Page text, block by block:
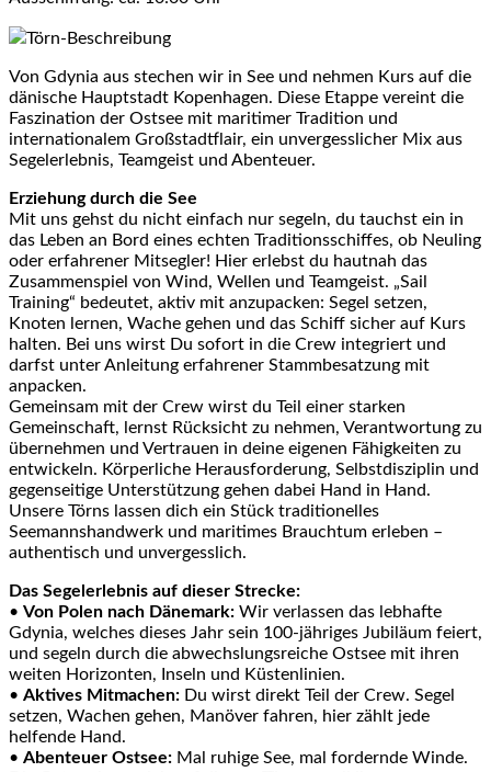
Törn-Beschreibung
Von Gdynia aus stechen wir in See und nehmen Kurs auf die
dänische Hauptstadt Kopenhagen. Diese Etappe vereint die
Faszination der Ostsee mit maritimer Tradition und
internationalem Großstadtflair, ein unvergesslicher Mix aus
Segelerlebnis, Teamgeist und Abenteuer.
Erziehung durch die See
Mit uns gehst du nicht einfach nur segeln, du tauchst ein in
das Leben an Bord eines echten Traditionsschiffes, ob Neuling
oder erfahrener Mitsegler! Hier erlebst du hautnah das
Zusammenspiel von Wind, Wellen und Teamgeist. „Sail
Training“ bedeutet, aktiv mit anzupacken: Segel setzen,
Knoten lernen, Wache gehen und das Schiff sicher auf Kurs
halten. Bei uns wirst Du sofort in die Crew integriert und
darfst unter Anleitung erfahrener Stammbesatzung mit
anpacken.
Gemeinsam mit der Crew wirst du Teil einer starken
Gemeinschaft, lernst Rücksicht zu nehmen, Verantwortung zu
übernehmen und Vertrauen in deine eigenen Fähigkeiten zu
entwickeln. Körperliche Herausforderung, Selbstdisziplin und
gegenseitige Unterstützung gehen dabei Hand in Hand.
Unsere Törns lassen dich ein Stück traditionelles
Seemannshandwerk und maritimes Brauchtum erleben –
authentisch und unvergesslich.
Das Segelerlebnis auf dieser Strecke:
• Von Polen nach Dänemark: Wir verlassen das lebhafte
Gdynia, welches dieses Jahr sein 100-jähriges Jubiläum feiert,
und segeln durch die abwechslungsreiche Ostsee mit ihren
weiten Horizonten, Inseln und Küstenlinien.
• Aktives Mitmachen: Du wirst direkt Teil der Crew. Segel
setzen, Wachen gehen, Manöver fahren, hier zählt jede
helfende Hand.
• Abenteuer Ostsee: Mal ruhige See, mal fordernde Winde.